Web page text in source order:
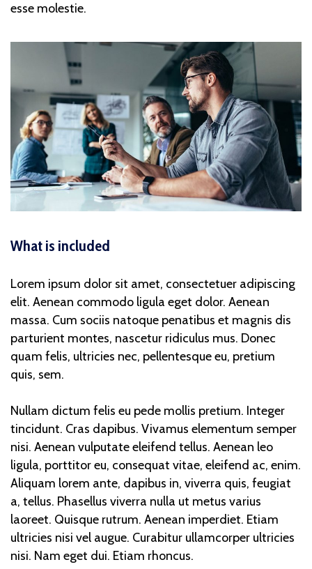
esse molestie.
What is included
Lorem ipsum dolor sit amet, consectetuer adipiscing
elit. Aenean commodo ligula eget dolor. Aenean
massa. Cum sociis natoque penatibus et magnis dis
parturient montes, nascetur ridiculus mus. Donec
quam felis, ultricies nec, pellentesque eu, pretium
quis, sem.
Nullam dictum felis eu pede mollis pretium. Integer
tincidunt. Cras dapibus. Vivamus elementum semper
nisi. Aenean vulputate eleifend tellus. Aenean leo
ligula, porttitor eu, consequat vitae, eleifend ac, enim.
Aliquam lorem ante, dapibus in, viverra quis, feugiat
a, tellus. Phasellus viverra nulla ut metus varius
laoreet. Quisque rutrum. Aenean imperdiet. Etiam
ultricies nisi vel augue. Curabitur ullamcorper ultricies
nisi. Nam eget dui. Etiam rhoncus.